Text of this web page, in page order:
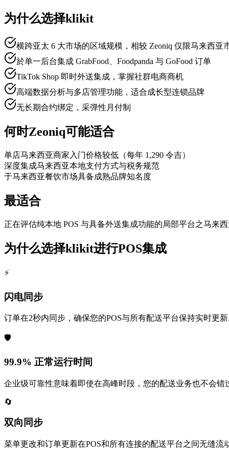
为什么选择klikit
横跨亚太 6 大市场的区域规模，相较 Zeoniq 仅限马来西亚
於单一后台集成 GrabFood、Foodpanda 与 GoFood 订单
TikTok Shop 即时外送集成，掌握社群电商商机
高端数据分析与多店管理功能，适合成长型连锁品牌
无长期合约绑定，采弹性月付制
何时Zeoniq可能适合
单店马来西亚商家入门价格较低（每年 1,290 令吉）
深度集成马来西亚本地支付方式与税务规范
于马来西亚餐饮市场具备成熟品牌知名度
最适合
正在评估纯本地 POS 与具备外送集成功能的局部平台之马来
为什么选择klikit进行POS集成
⚡
闪电同步
订单在2秒内同步，确保您的POS与所有配送平台保持实时更新
🛡️
99.9% 正常运行时间
企业级可靠性意味着即使在高峰时段，您的配送业务也不会错
🔄
双向同步
菜单更改和订单更新在POS和所有连接的配送平台之间无缝流